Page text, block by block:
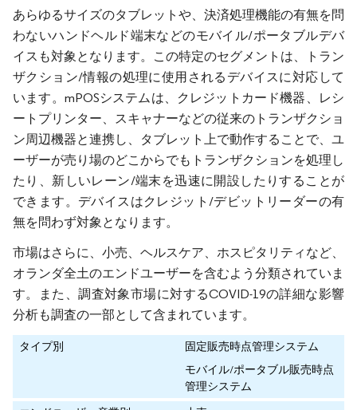
あらゆるサイズのタブレットや、決済処理機能の有無を問
わないハンドヘルド端末などのモバイル/ポータブルデバ
イスも対象となります。この特定のセグメントは、トラン
ザクション/情報の処理に使用されるデバイスに対応して
います。mPOSシステムは、クレジットカード機器、レシ
ートプリンター、スキャナーなどの従来のトランザクショ
ン周辺機器と連携し、タブレット上で動作することで、ユ
ーザーが売り場のどこからでもトランザクションを処理し
たり、新しいレーン/端末を迅速に開設したりすることが
できます。デバイスはクレジット/デビットリーダーの有
無を問わず対象となります。
市場はさらに、小売、ヘルスケア、ホスピタリティなど、
オランダ全土のエンドユーザーを含むよう分類されていま
す。また、調査対象市場に対するCOVID-19の詳細な影響
分析も調査の一部として含まれています。
タイプ別
固定販売時点管理システム
モバイル/ポータブル販売時点
管理システム